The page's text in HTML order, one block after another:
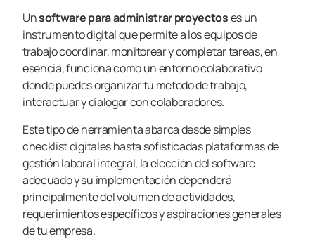
Unsoftware para administrar proyectoses un
instrumento digital que permite a los equipos de
trabajo coordinar, monitorear y completar tareas, en
esencia, funciona como un entorno colaborativo
donde puedes organizar tu método de trabajo,
interactuar y dialogar con colaboradores.
Este tipo de herramienta abarca desde simples
checklist digitales hasta sofisticadas plataformas de
gestión laboral integral, la elección del software
adecuado y su implementación dependerá
principalmente del volumen de actividades,
requerimientos específicos y aspiraciones generales
de tu empresa.